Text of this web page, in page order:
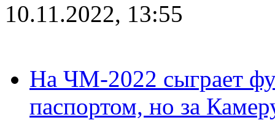
10.11.2022, 13:55
На ЧМ-2022 сыграет
паспортом, но за